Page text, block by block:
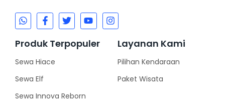
Produk Terpopuler
Sewa Hiace
Sewa Elf
Sewa Innova Reborn
Layanan Kami
Pilihan Kendaraan
Paket Wisata